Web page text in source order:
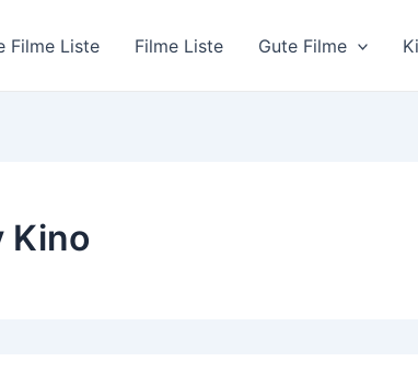
Filme Liste Filme Liste Gute Filme
Kino